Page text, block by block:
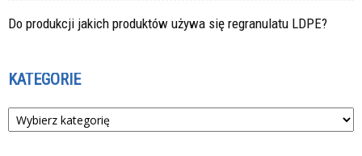
Do produkcji jakich produktów używa się regranulatu LDPE?
KATEGORIE
Kategorie